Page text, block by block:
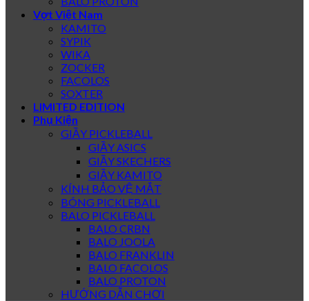
Vợt Việt Nam
KAMITO
SYPIK
WIKA
ZOCKER
FACOLOS
SOXTER
LIMITED EDITION
Phụ Kiện
GIẦY PICKLEBALL
GIẦY ASICS
GIẦY SKECHERS
GIẦY KAMITO
KÍNH BẢO VỆ MẮT
BÓNG PICKLEBALL
BALO PICKLEBALL
BALO CRBN
BALO JOOLA
BALO FRANKLIN
BALO FACOLOS
BALO PROTON
HƯỚNG DẪN CHƠI